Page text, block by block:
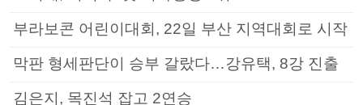
부라보콘 어린이대회, 22일 부산 지역대회로 시작
막판 형세판단이 승부 갈랐다…강유택, 8강 진출
김은지, 목진석 잡고 2연승